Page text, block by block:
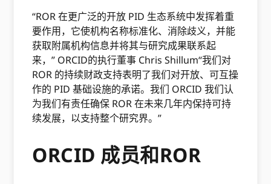
“ROR 在更广泛的开放 PID 生态系统中发挥着重
要作用，它使机构名称标准化、消除歧义，并能
获取附属机构信息并将其与研究成果联系起
来，” ORCID的执行董事 Chris Shillum“我们对
ROR 的持续财政支持表明了我们对开放、可互操
作的 PID 基础设施的承诺。我们 ORCID 我们认
为我们有责任确保 ROR 在未来几年内保持可持
续发展，以支持整个研究界。”
ORCID 成员和ROR